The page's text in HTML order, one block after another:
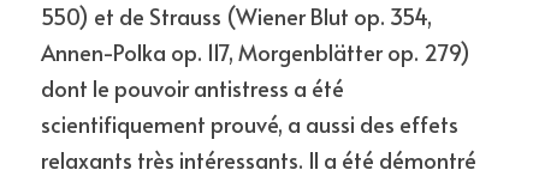
550) et de Strauss (Wiener Blut op. 354,
Annen-Polka op. 117, Morgenblätter op. 279)
dont le pouvoir antistress a été
scientifiquement prouvé, a aussi des effets
relaxants très intéressants. Il a été démontré